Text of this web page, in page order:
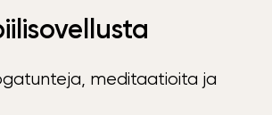
meditaatioita ja